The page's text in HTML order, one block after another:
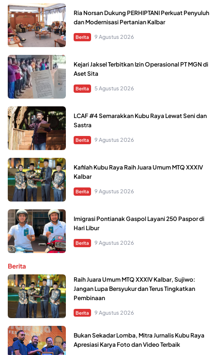
Ria Norsan Dukung PERHIPTANI Perkuat Penyuluh
dan Modernisasi Pertanian Kalbar
Berita 9 Agustus 2026
Kejari Jaksel Terbitkan Izin Operasional PT MGN di
Aset Sita
Berita 5 Agustus 2026
LCAF #4 Semarakkan Kubu Raya Lewat Seni dan
Sastra
Berita 9 Agustus 2026
Kafilah Kubu Raya Raih Juara Umum MTQ XXXIV
Kalbar
Berita 9 Agustus 2026
Imigrasi Pontianak Gaspol Layani 250 Paspor di
Hari Libur
Berita 9 Agustus 2026
Berita
Raih Juara Umum MTQ XXXIV Kalbar, Sujiwo:
Jangan Lupa Bersyukur dan Terus Tingkatkan
Pembinaan
Berita 9 Agustus 2026
Bukan Sekadar Lomba, Mitra Jurnalis Kubu Raya
Apresiasi Karya Foto dan Video Terbaik